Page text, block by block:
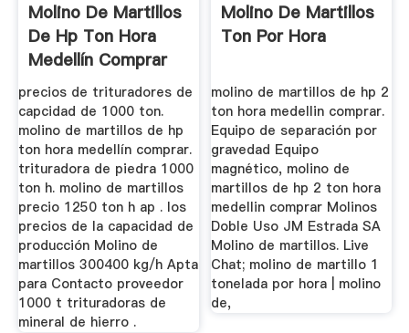
Molino De Martillos
De Hp Ton Hora
Medellín Comprar
precios de trituradores de
capcidad de 1000 ton.
molino de martillos de hp
ton hora medellín comprar.
trituradora de piedra 1000
ton h. molino de martillos
precio 1250 ton h ap . los
precios de la capacidad de
producción Molino de
martillos 300400 kg/h Apta
para Contacto proveedor
1000 t trituradoras de
mineral de hierro .
Molino De Martillos
Ton Por Hora
molino de martillos de hp 2
ton hora medellin comprar.
Equipo de separación por
gravedad Equipo
magnético, molino de
martillos de hp 2 ton hora
medellin comprar Molinos
Doble Uso JM Estrada SA
Molino de martillos. Live
Chat; molino de martillo 1
tonelada por hora | molino
de,